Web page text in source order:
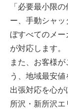
「必要最小限
ー、手動シャ
ぼすべてのメ
が対応します。
また、お客様
う、地域最安
出張対応を心が
所沢・新所沢